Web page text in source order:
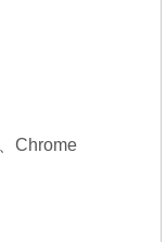
Chrome